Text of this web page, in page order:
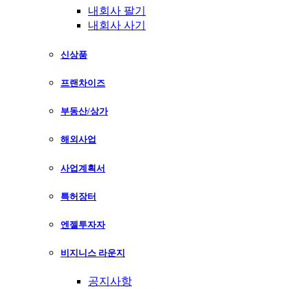
내회사 팔기
내회사 사기
신상품
프랜차이즈
부동산/상가
해외사업
사업계획서
특허장터
엔젤투자자
비지니스 라운지
공지사항